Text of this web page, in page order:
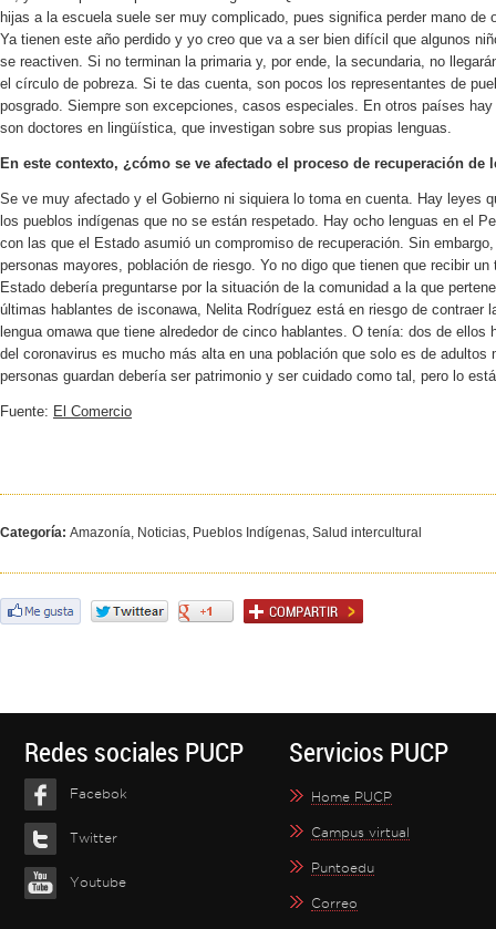
hijas a la escuela suele ser muy complicado, pues significa perder mano de
Ya tienen este año perdido y yo creo que va a ser bien difícil que algunos
se reactiven. Si no terminan la primaria y, por ende, la secundaria, no
el círculo de pobreza. Si te das cuenta, son pocos los representantes de
posgrado. Siempre son excepciones, casos especiales. En otros países
son doctores en lingüística, que investigan sobre sus propias lenguas.
En este contexto, ¿cómo se ve afectado el proceso de recuperación de
Se ve muy afectado y el Gobierno ni siquiera lo toma en cuenta. Hay leyes
los pueblos indígenas que no se están respetado. Hay ocho lenguas en el
con las que el Estado asumió un compromiso de recuperación. Sin
personas mayores, población de riesgo. Yo no digo que tienen que recibir
Estado debería preguntarse por la situación de la comunidad a la que
últimas hablantes de isconawa, Nelita Rodríguez está en riesgo de contraer
lengua omawa que tiene alrededor de cinco hablantes. O tenía: dos de ellos
del coronavirus es mucho más alta en una población que solo es de
personas guardan debería ser patrimonio y ser cuidado como tal, pero lo
Fuente: El Comercio
Categoría: Amazonía, Noticias, Pueblos Indígenas, Salud intercultural
Redes sociales PUCP
Facebok
Twitter
Youtube
Servicios PUCP
Home PUCP
Campus virtual
Puntoedu
Correo